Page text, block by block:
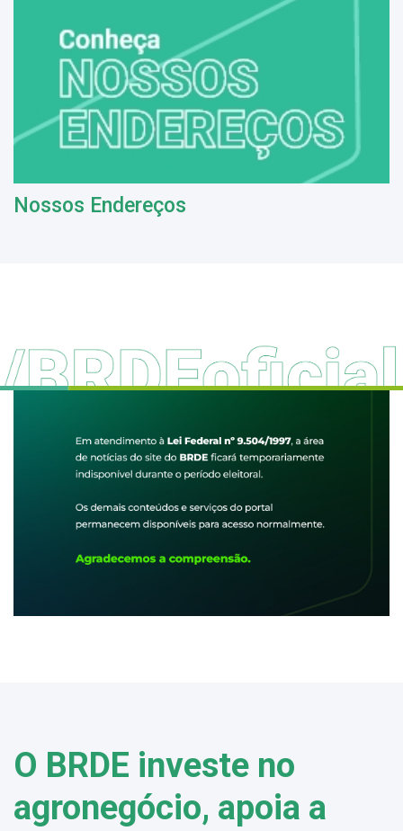
Nossos Endereços
O BRDE investe no
agronegócio, apoia a